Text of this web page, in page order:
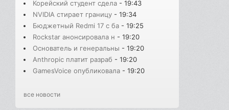
Корейский студент сдела - 19:43
NVIDIA стирает границу - 19:34
Бюджетный Redmi 17 с ба - 19:25
Rockstar анонсировала н - 19:20
Основатель и генеральны - 19:20
Anthropic платит разраб - 19:20
GamesVoice опубликовала - 19:20
все новости